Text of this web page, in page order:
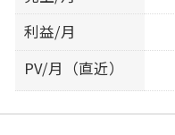
利益/月
PV/月（直近）